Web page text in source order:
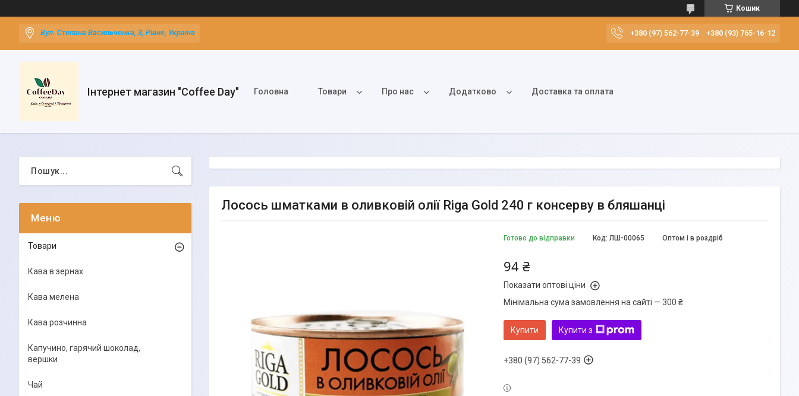
Кошик
Вул. Степана Васильченка, 3, Рівне, Україна +380 (97) 562-77-39 +380 (93) 765-16-12
Інтернет магазин "Coffee Day" Головна Товари Про нас Додатково Доставка та оплата
Лосось шматками в оливковій олії Riga Gold 240 г консерву в бляшанці
Готово до відправки Оптом і в роздріб
Код: ЛШ-00065
94 ₴
Показати оптові ціни
Мінімальна сума замовлення на сайті — 300 ₴
Купити Купити з
+380 (97) 562-77-39
Товари
Кава в зернах
Кава мелена
Кава розчинна
Капучино, гарячий шоколад,
вершки
Чай